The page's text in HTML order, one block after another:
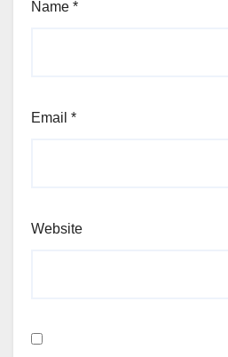
Name *
Email *
Website